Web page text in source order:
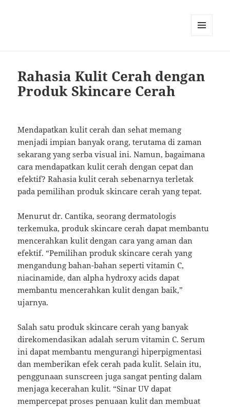
Rahasia Kulit Cerah dengan
Produk Skincare Cerah
Mendapatkan kulit cerah dan sehat memang
menjadi impian banyak orang, terutama di zaman
sekarang yang serba visual ini. Namun, bagaimana
cara mendapatkan kulit cerah dengan cepat dan
efektif? Rahasia kulit cerah sebenarnya terletak
pada pemilihan produk skincare cerah yang tepat.
Menurut dr. Cantika, seorang dermatologis
terkemuka, produk skincare cerah dapat membantu
mencerahkan kulit dengan cara yang aman dan
efektif. “Pemilihan produk skincare cerah yang
mengandung bahan-bahan seperti vitamin C,
niacinamide, dan alpha hydroxy acids dapat
membantu mencerahkan kulit dengan baik,”
ujarnya.
Salah satu produk skincare cerah yang banyak
direkomendasikan adalah serum vitamin C. Serum
ini dapat membantu mengurangi hiperpigmentasi
dan memberikan efek cerah pada kulit. Selain itu,
penggunaan sunscreen juga sangat penting dalam
menjaga kecerahan kulit. “Sinar UV dapat
mempercepat proses penuaan kulit dan membuat